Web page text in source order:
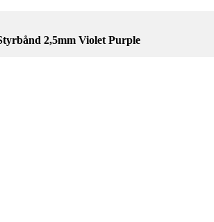
2,5mm Violet Purple